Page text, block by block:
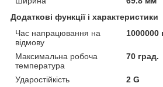
Додаткові функції і характеристики
Час напрацювання на
відмову
1000000
Максимальна робоча
температура
70 град.
Ударостійкість
2 G